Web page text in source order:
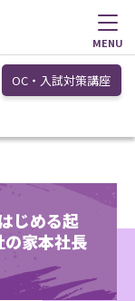
MENU
OC・入試対策講座
じめる起
家本社長